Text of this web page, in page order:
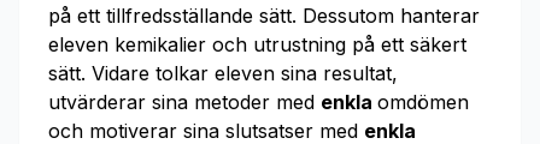
på ett tillfredsställande sätt. Dessutom hanterar
eleven kemikalier och utrustning på ett säkert
sätt. Vidare tolkar eleven sina resultat,
utvärderar sina metoder med enkla omdömen
och motiverar sina slutsatser med enkla